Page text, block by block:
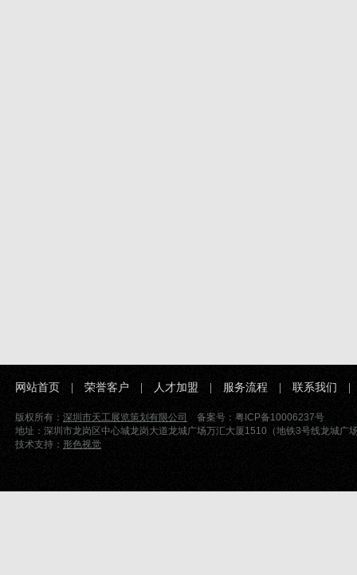
网站首页 荣誉客户 人才加盟 服务流程 联系我们
版权所有： 深圳市天工展览策划有限公司
备案号：粤ICP备10006237号
地址：深圳市龙岗区中心城龙岗大道龙城广场万汇大厦1510（地铁3号线龙
技术支持： 形色视觉